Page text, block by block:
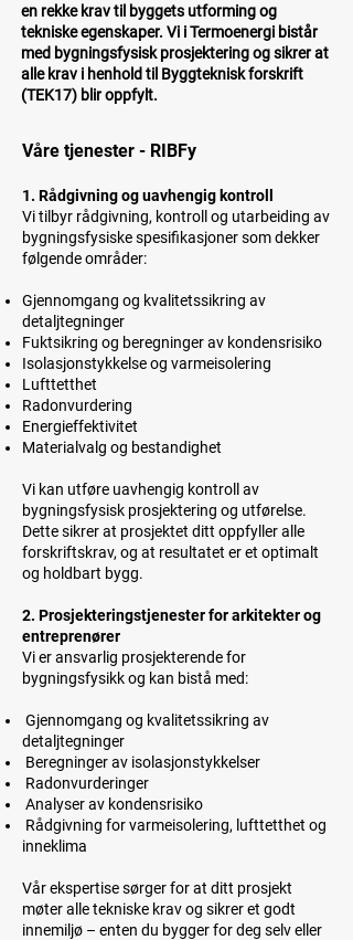
en rekke krav til byggets utforming og
tekniske egenskaper. Vi i Termoenergi bistår
med bygningsfysisk prosjektering og sikrer at
alle krav i henhold til Byggteknisk forskrift
(TEK17) blir oppfylt.
​​​Våre tjenester - RIBFy
1. Rådgivning og uavhengig kontroll
Vi tilbyr rådgivning, kontroll og utarbeiding av
bygningsfysiske spesifikasjoner som dekker
følgende områder:
Gjennomgang og kvalitetssikring av
detaljtegninger
Fuktsikring og beregninger av kondensrisiko
Isolasjonstykkelse og varmeisolering
Lufttetthet
Radonvurdering
Energieffektivitet
Materialvalg og bestandighet
Vi kan utføre uavhengig kontroll av
bygningsfysisk prosjektering og utførelse.
Dette sikrer at prosjektet ditt oppfyller alle
forskriftskrav, og at resultatet er et optimalt
og holdbart bygg.
2. Prosjekteringstjenester for arkitekter og
entreprenører
Vi er ansvarlig prosjekterende for
bygningsfysikk og kan bistå med:
Gjennomgang og kvalitetssikring av
detaljtegninger
Beregninger av isolasjonstykkelser
Radonvurderinger
Analyser av kondensrisiko
Rådgivning for varmeisolering, lufttetthet og
inneklima
Vår ekspertise sørger for at ditt prosjekt
møter alle tekniske krav og sikrer et godt
innemiljø – enten du bygger for deg selv eller